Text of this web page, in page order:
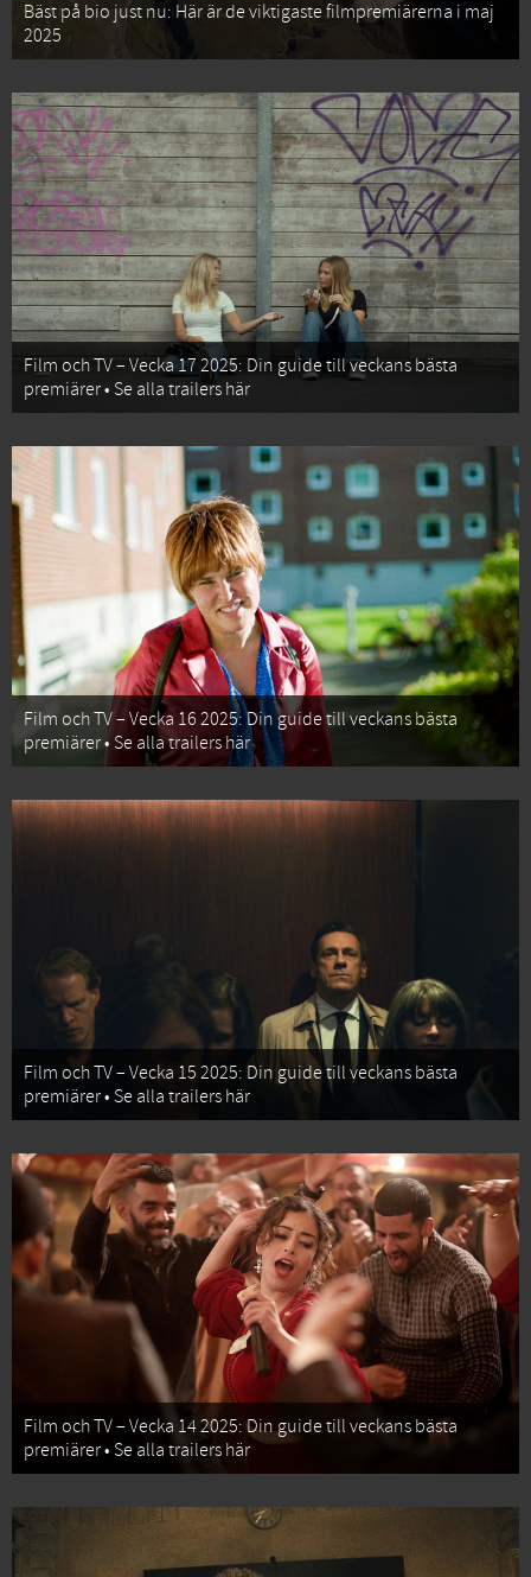
Bäst på bio just nu: Här är de viktigaste filmpremiärerna i maj
2025
Film och TV – Vecka 17 2025: Din guide till veckans bästa
premiärer • Se alla trailers här
Film och TV – Vecka 16 2025: Din guide till veckans bästa
premiärer • Se alla trailers här
Film och TV – Vecka 15 2025: Din guide till veckans bästa
premiärer • Se alla trailers här
Film och TV – Vecka 14 2025: Din guide till veckans bästa
premiärer • Se alla trailers här